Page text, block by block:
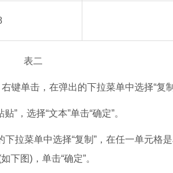
表二
单击，在弹出的下拉菜单中选择“复制
，选择“文本”单击“确定”。
菜单中选择“复制”，在任一单元格是
下图)，单击“确定”。